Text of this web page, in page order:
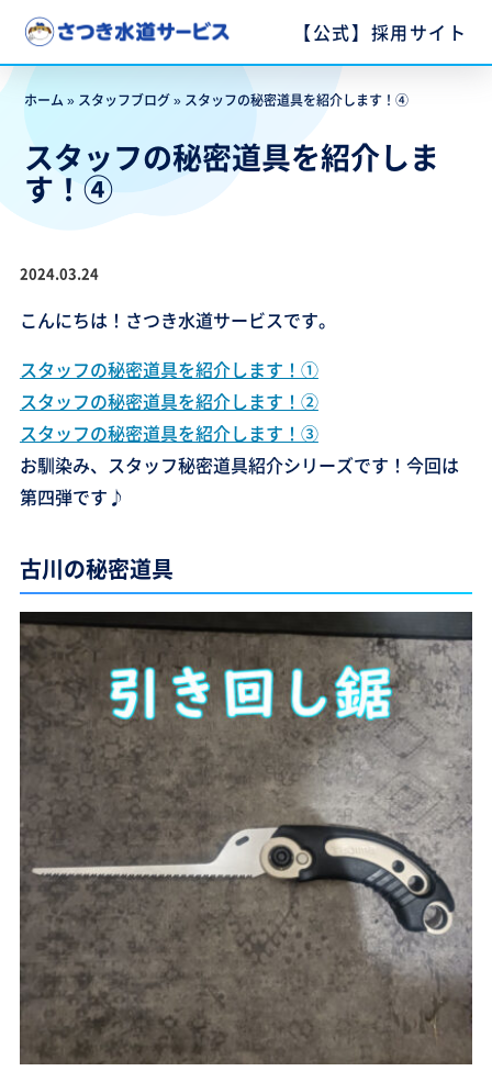
【公式】採用サイト
ホーム » スタッフブログ» スタッフの秘密道具を紹介します！④
スタッフの秘密道具を紹介しま
す！④
2024.03.24
こんにちは！さつき水道サービスです。
スタッフの秘密道具を紹介します！①
スタッフの秘密道具を紹介します！②
スタッフの秘密道具を紹介します！③
お馴染み、スタッフ秘密道具紹介シリーズです！今回は
第四弾です♪
古川の秘密道具